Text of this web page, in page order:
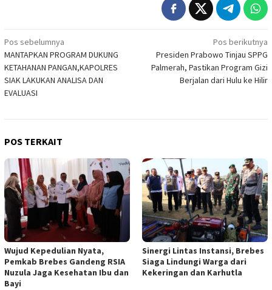
Navigasi
pos
Pos sebelumnya
MANTAPKAN PROGRAM DUKUNG
KETAHANAN PANGAN,KAPOLRES
SIAK LAKUKAN ANALISA DAN
EVALUASI
Pos berikutnya
Presiden Prabowo Tinjau SPPG
Palmerah, Pastikan Program Gizi
Berjalan dari Hulu ke Hilir
POS TERKAIT
Wujud Kepedulian Nyata,
Pemkab Brebes Gandeng RSIA
Nuzula Jaga Kesehatan Ibu dan
Bayi
Sinergi Lintas Instansi, Brebes
Siaga Lindungi Warga dari
Kekeringan dan Karhutla